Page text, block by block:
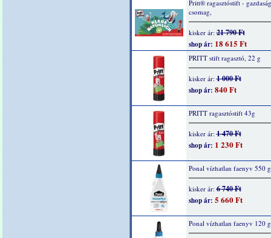
Pritt® ragasztóstift -
csomag,
kisker ár:21 790 Ft
shop ár: 18 615 Ft
PRITT stift ragasztó, 22 g
kisker ár:1 000 Ft
shop ár: 840 Ft
PRITT ragasztóstift 43g
kisker ár:1 470 Ft
shop ár: 1 230 Ft
Ponal vízhatlan faenyv 550 g
kisker ár:6 740 Ft
shop ár: 5 660 Ft
Ponal vízhatlan faenyv 120 g